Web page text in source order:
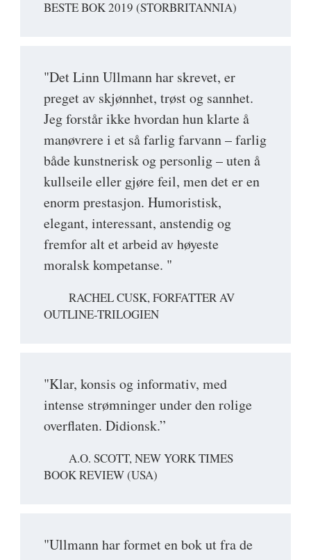
BESTE BOK 2019 (STORBRITANNIA)
"Det Linn Ullmann har skrevet, er
preget av skjønnhet, trøst og sannhet.
Jeg forstår ikke hvordan hun klarte å
manøvrere i et så farlig farvann – farlig
både kunstnerisk og personlig – uten å
kullseile eller gjøre feil, men det er en
enorm prestasjon. Humoristisk,
elegant, interessant, anstendig og
fremfor alt et arbeid av høyeste
moralsk kompetanse. "
RACHEL CUSK, FORFATTER AV
OUTLINE-TRILOGIEN
"Klar, konsis og informativ, med
intense strømninger under den rolige
overflaten. Didionsk.”
A.O. SCOTT, NEW YORK TIMES
BOOK REVIEW (USA)
"Ullmann har formet en bok ut fra de